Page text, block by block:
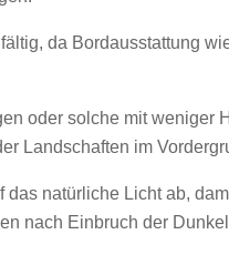
da Bordausstattung
oder solche mit weniger
Landschaften im
das natürliche Licht ab,
nach Einbruch der